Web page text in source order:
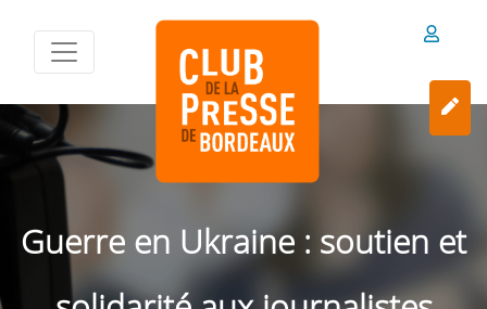
Guerre en Ukraine : soutien et